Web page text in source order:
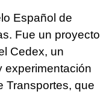
Español de
Fue un proyecto
Cedex, un
experimentación
Transportes, que